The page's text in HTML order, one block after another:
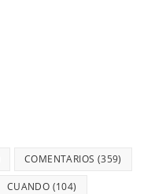
COMENTARIOS (359)
CUANDO (104)